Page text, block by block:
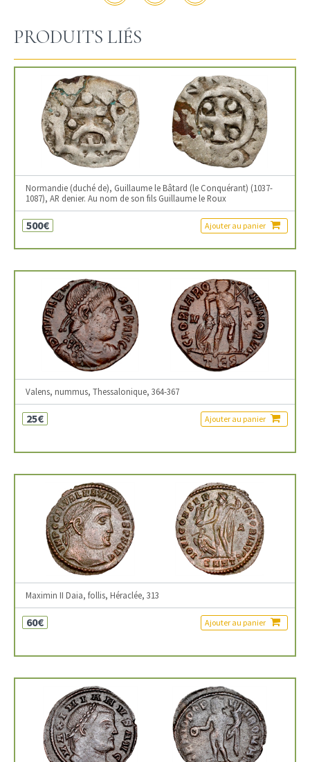
PRODUITS LIÉS
Normandie (duché de), Guillaume le Bâtard (le Conquérant) (1037-
1087), AR denier. Au nom de son fils Guillaume le Roux
500€ Ajouter au panier
Valens, nummus, Thessalonique, 364-367
25€ Ajouter au panier
Maximin II Daia, follis, Héraclée, 313
60€ Ajouter au panier